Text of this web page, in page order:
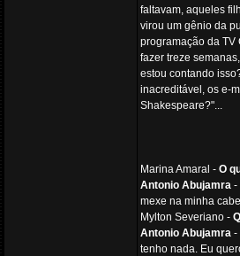
faltavam, aqueles
virou um gênio da
programação da TV
fazer treze
estou contando
inacreditável, os e-
Shakespeare?"...
Marina Amaral - O
Antonio Abujamra -
mexe na minha
Mylton Severiano -
Antonio Abujamra -
tenho nada. Eu